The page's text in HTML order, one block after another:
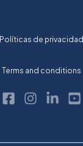
Políticas de privacidad
Terms and conditions